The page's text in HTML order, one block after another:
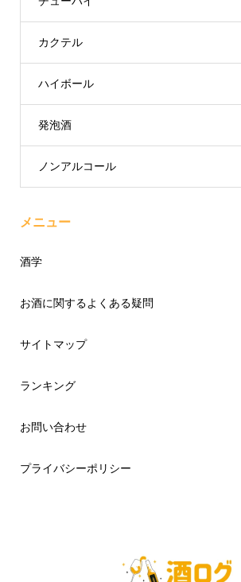
カクテル
ハイボール
発泡酒
ノンアルコール
メニュー
酒学
お酒に関するよくある疑問
サイトマップ
ランキング
お問い合わせ
プライバシーポリシー